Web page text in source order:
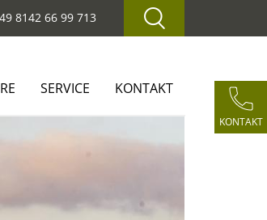
8142 66 99 713
KONTAKT
SERVICE KONTAKT